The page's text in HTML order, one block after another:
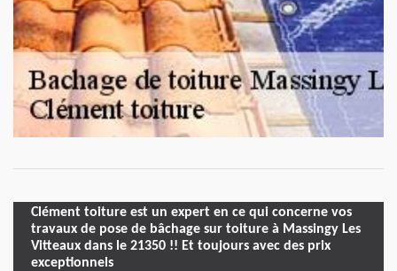
Clément toiture est un expert en ce qui concerne vos
travaux de pose de bâchage sur toiture à Massingy Les
Vitteaux dans le 21350 !! Et toujours avec des prix
exceptionnels